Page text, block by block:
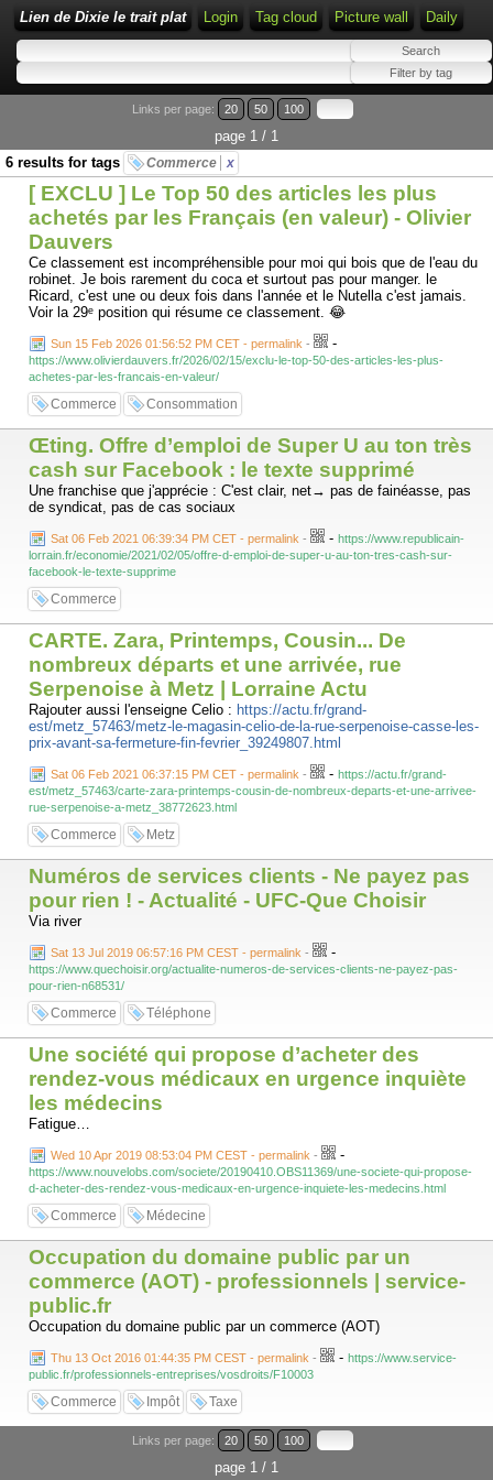
Lien de Dixie le trait plat Login Tag cloud Picture wall Daily
Links per page: 20 50 100
page 1 / 1
6 results for tags
Commerce x
[ EXCLU ] Le Top 50 des articles les plus
achetés par les Français (en valeur) - Olivier
Dauvers
Ce classement est incompréhensible pour moi qui bois que de l'eau du
robinet. Je bois rarement du coca et surtout pas pour manger. le
Ricard, c'est une ou deux fois dans l'année et le Nutella c'est jamais.
Voir la 29ᵉ position qui résume ce classement. 😂
Sun 15 Feb 2026 01:56:52 PM CET - permalink - -
https://www.olivierdauvers.fr/2026/02/15/exclu-le-top-50-des-articles-les-plus-
achetes-par-les-francais-en-valeur/
Commerce Consommation
Œting. Offre d’emploi de Super U au ton très
cash sur Facebook : le texte supprimé
Une franchise que j'apprécie : C'est clair, net→ pas de fainéasse, pas
de syndicat, pas de cas sociaux
Sat 06 Feb 2021 06:39:34 PM CET - permalink - - https://www.republicain-
lorrain.fr/economie/2021/02/05/offre-d-emploi-de-super-u-au-ton-tres-cash-sur-
facebook-le-texte-supprime
Commerce
CARTE. Zara, Printemps, Cousin... De
nombreux départs et une arrivée, rue
Serpenoise à Metz | Lorraine Actu
Rajouter aussi l'enseigne Celio : https://actu.fr/grand-
est/metz_57463/metz-le-magasin-celio-de-la-rue-serpenoise-casse-les-
prix-avant-sa-fermeture-fin-fevrier_39249807.html
Sat 06 Feb 2021 06:37:15 PM CET - permalink - - https://actu.fr/grand-
est/metz_57463/carte-zara-printemps-cousin-de-nombreux-departs-et-une-arrivee-
rue-serpenoise-a-metz_38772623.html
Commerce Metz
Numéros de services clients - Ne payez pas
pour rien ! - Actualité - UFC-Que Choisir
Via river
Sat 13 Jul 2019 06:57:16 PM CEST - permalink - -
https://www.quechoisir.org/actualite-numeros-de-services-clients-ne-payez-pas-
pour-rien-n68531/
Commerce Téléphone
Une société qui propose d’acheter des
rendez-vous médicaux en urgence inquiète
les médecins
Fatigue…
Wed 10 Apr 2019 08:53:04 PM CEST - permalink - -
https://www.nouvelobs.com/societe/20190410.OBS11369/une-societe-qui-propose-
d-acheter-des-rendez-vous-medicaux-en-urgence-inquiete-les-medecins.html
Commerce Médecine
Occupation du domaine public par un
commerce (AOT) - professionnels | service-
public.fr
Occupation du domaine public par un commerce (AOT)
Thu 13 Oct 2016 01:44:35 PM CEST - permalink - - https://www.service-
public.fr/professionnels-entreprises/vosdroits/F10003
Commerce Impôt Taxe
Links per page: 20 50 100
page 1 / 1